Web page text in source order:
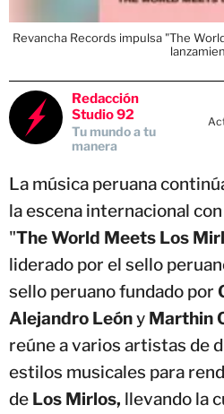
Revancha Records impulsa "The
Redacción
Studio 92
Tu mundo a tu
manera
La música peruana
la escena internacional
"The World Meets Los
liderado por el sello
sello peruano fundado por
Alejandro Leóny Marthin
reúne a varios artistas de
estilos musicales para
de Los Mirlos, llevando la